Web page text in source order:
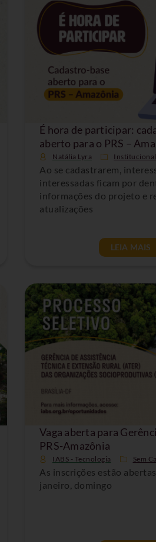
É hora de participar:
aberto para o PRS –
Natália Lyra Institucional
Ao se cadastrarem,
interessadas ficam por
informações do projeto e
atualizações
LEIA MAIS
Vaga aberta para
PRS-Amazônia
IABS - Tecnologia Sem
As inscrições estão
janeiro, domingo